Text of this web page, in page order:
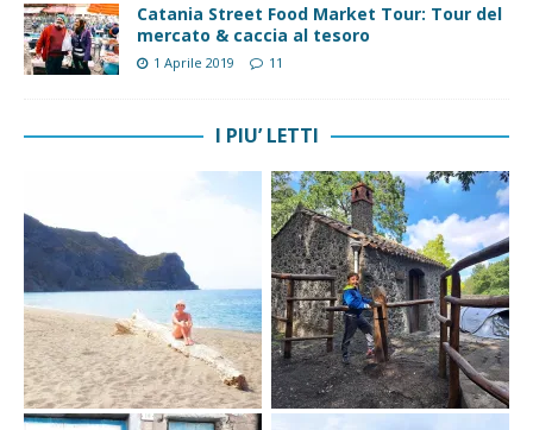
Catania Street Food Market Tour: Tour del
mercato & caccia al tesoro
1 Aprile 2019 11
I PIU’ LETTI